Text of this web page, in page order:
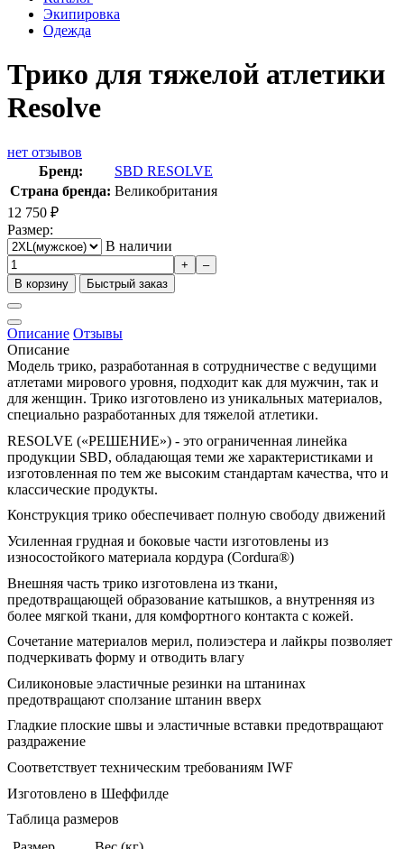
Экипировка
Одежда
Трико для тяжелой атлетики
Resolve
нет отзывов
Бренд:
SBD RESOLVE
Страна бренда: Великобритания
12 750 ₽
Размер:
В наличии
+
–
В корзину
Быстрый заказ
Описание Отзывы
Описание
Модель трико, разработанная в сотрудничестве с ведущими
атлетами мирового уровня, подходит как для мужчин, так и
для женщин. Трико изготовлено из уникальных материалов,
специально разработанных для тяжелой атлетики.
RESOLVE («РЕШЕНИЕ») - это ограниченная линейка
продукции SBD, обладающая теми же характеристиками и
изготовленная по тем же высоким стандартам качества, что и
классические продукты.
Конструкция трико обеспечивает полную свободу движений
Усиленная грудная и боковые части изготовлены из
износостойкого материала кордура (Cordura®)
Внешняя часть трико изготовлена из ткани,
предотвращающей образование катышков, а внутренняя из
более мягкой ткани, для комфортного контакта с кожей.
Сочетание материалов мерил, полиэстера и лайкры позволяет
подчеркивать форму и отводить влагу
Силиконовые эластичные резинки на штанинах
предотвращают сползание штанин вверх
Гладкие плоские швы и эластичные вставки предотвращают
раздражение
Соответствует техническим требованиям IWF
Изготовлено в Шеффилде
Таблица размеров